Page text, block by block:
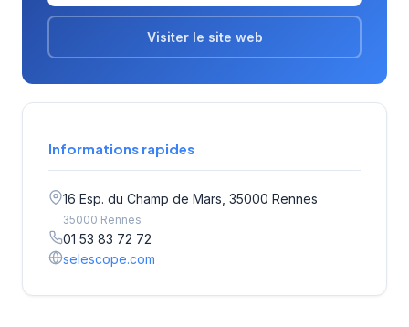
Visiter le site web
Informations rapides
16 Esp. du Champ de Mars, 35000 Rennes
35000 Rennes
01 53 83 72 72
selescope.com